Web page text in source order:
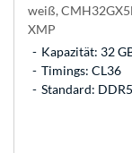
weiß,
XMP
Kapazität: 32
Timings: CL36
Standard: